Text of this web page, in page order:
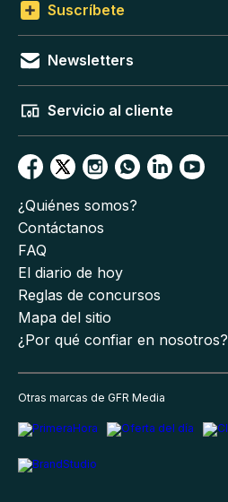
Suscríbete
Newsletters
Servicio al cliente
¿Quiénes somos?
Contáctanos
FAQ
El diario de hoy
Reglas de concursos
Mapa del sitio
¿Por qué confiar en nosotros?
Otras marcas de GFR Media